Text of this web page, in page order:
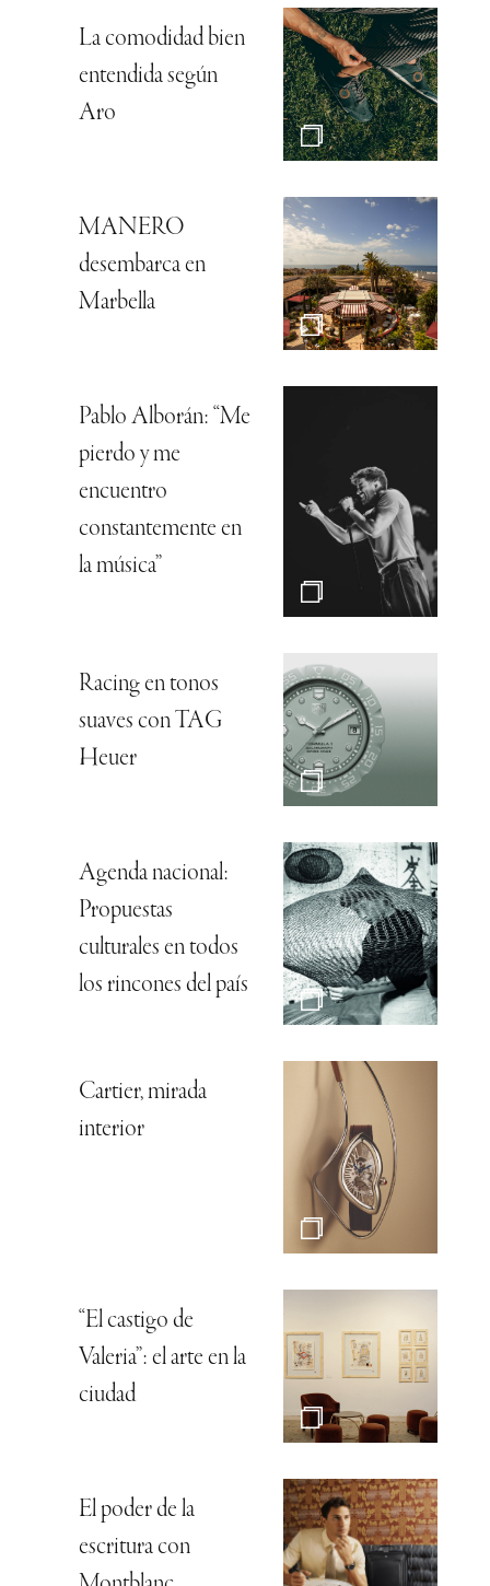
La comodidad bien
entendida según
Aro
MANERO
desembarca en
Marbella
Pablo Alborán: “Me
pierdo y me
encuentro
constantemente en
la música”
Racing en tonos
suaves con TAG
Heuer
Agenda nacional:
Propuestas
culturales en todos
los rincones del país
Cartier, mirada
interior
“El castigo de
Valeria”: el arte en la
ciudad
El poder de la
escritura con